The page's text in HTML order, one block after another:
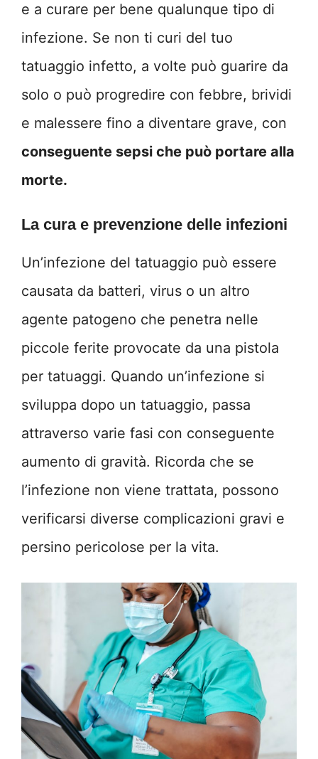
e a curare per bene qualunque tipo di
infezione. Se non ti curi del tuo
tatuaggio infetto, a volte può guarire da
solo o può progredire con febbre, brividi
e malessere fino a diventare grave, con
conseguente sepsi che può portare alla
morte.
La cura e prevenzione delle infezioni
Un’infezione del tatuaggio può essere
causata da batteri, virus o un altro
agente patogeno che penetra nelle
piccole ferite provocate da una pistola
per tatuaggi. Quando un’infezione si
sviluppa dopo un tatuaggio, passa
attraverso varie fasi con conseguente
aumento di gravità. Ricorda che se
l’infezione non viene trattata, possono
verificarsi diverse complicazioni gravi e
persino pericolose per la vita.